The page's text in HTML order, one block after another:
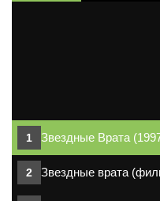
Звездные Врата
Звездные врата